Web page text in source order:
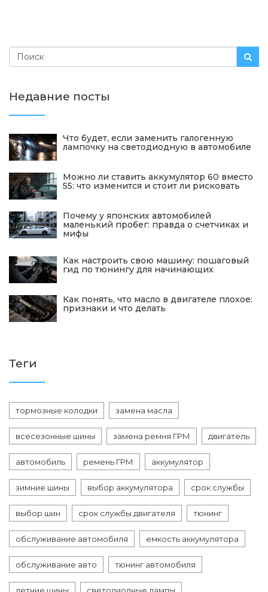
Недавние посты
Что будет, если заменить галогенную
лампочку на светодиодную в автомобиле
Можно ли ставить аккумулятор 60 вместо
55: что изменится и стоит ли рисковать
Почему у японских автомобилей
маленький пробег: правда о счетчиках и
мифы
Как настроить свою машину: пошаговый
гид по тюнингу для начинающих
Как понять, что масло в двигателе плохое:
признаки и что делать
Теги
тормозные колодки замена масла
всесезонные шины замена ремня ГРМ двигатель
автомобиль ремень ГРМ аккумулятор
зимние шины выбор аккумулятора срок службы
выбор шин срок службы двигателя тюнинг
обслуживание автомобиля емкость аккумулятора
обслуживание авто тюнинг автомобиля